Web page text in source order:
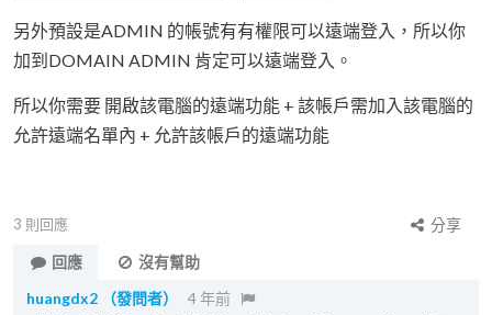
另外預設是ADMIN 的帳號有有權限可以遠端登入，所以你
加到DOMAIN ADMIN 肯定可以遠端登入。
所以你需要 開啟該電腦的遠端功能 + 該帳戶需加入該電腦的
允許遠端名單內 + 允許該帳戶的遠端功能
3 則回應
分享
回應
沒有幫助
huangdx2
（發問者） 4 年前